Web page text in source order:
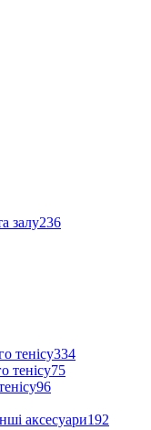
залу236
тенісу334
тенісу75
96
аксесуари192